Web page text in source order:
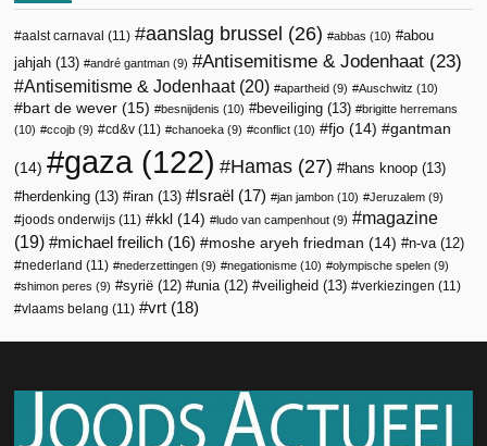
aalst carnaval (11) aanslag brussel (26) abbas (10)
abou
jahjah (13) andré gantman (9) Antisemitisme & Jodenhaat (23)
Antisemitisme & Jodenhaat(20) apartheid (9) Auschwitz (10)
bart de wever (15) besnijdenis (10) beveiliging (13)
brigitte herremans
(10)
ccojb (9) cd&v (11) chanoeka (9) conflict (10) fjo (14) gantman
(14) gaza(122) Hamas (27) hans knoop (13)
herdenking (13) iran (13) Israël (17) jan jambon (10) Jeruzalem (9)
joods onderwijs (11) kkl (14) ludo van campenhout (9)
magazine
(19)
michael freilich (16) moshe aryeh friedman (14) n-va (12)
nederland (11) nederzettingen (9) negationisme (10) olympische spelen (9)
shimon peres (9) syrië (12) unia (12) veiligheid (13) verkiezingen (11)
vlaams belang (11) vrt (18)